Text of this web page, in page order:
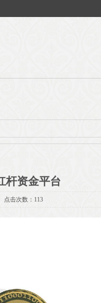
杆资金平台
点击次数：113